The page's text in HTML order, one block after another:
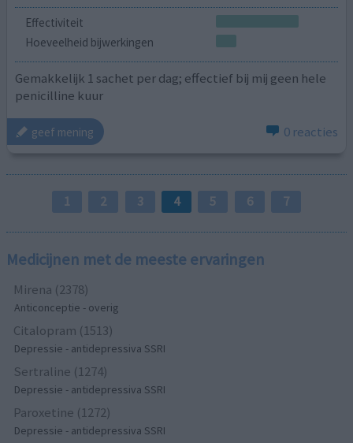
Effectiviteit
Hoeveelheid bijwerkingen
Gemakkelijk 1 sachet per dag; effectief bij mij geen hele
penicilline kuur
geef mening 0 reacties
1 2 3 4 5 6 7
Medicijnen met de meeste ervaringen
Mirena (2378)
Anticonceptie - overig
Citalopram (1513)
Depressie - antidepressiva SSRI
Sertraline (1274)
Depressie - antidepressiva SSRI
Paroxetine (1272)
Depressie - antidepressiva SSRI